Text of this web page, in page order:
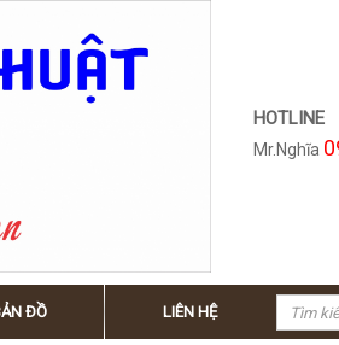
HOTLINE
Mr.Nghĩa
ĐỒ LIÊN HỆ